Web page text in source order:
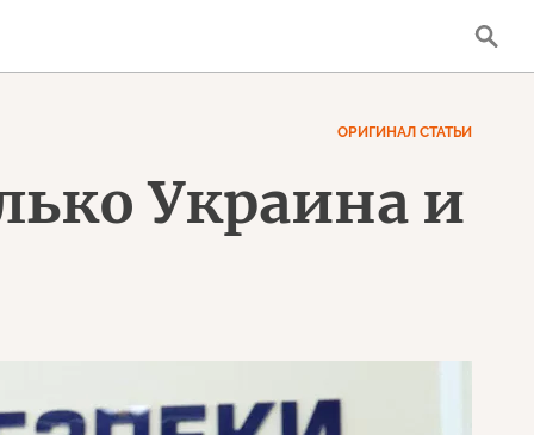
ОРИГИНАЛ СТАТЬИ
Украина и